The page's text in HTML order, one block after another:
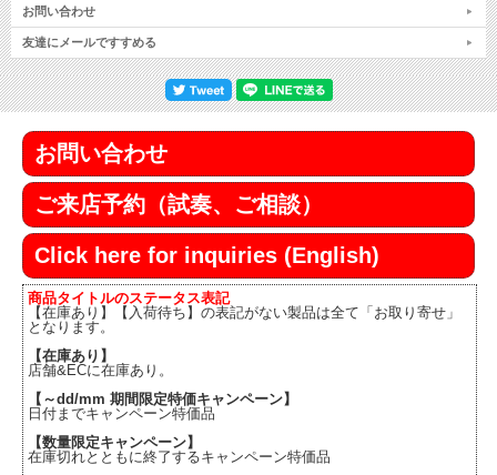
お問い合わせ
友達にメールですすめる
お問い合わせ
ご来店予約（試奏、ご相談）
Click here for inquiries (English)
商品タイトルのステータス表記
【在庫あり】【入荷待ち】の表記がない製品は全て「お取り寄せ」
となります。
【在庫あり】
店舗&ECに在庫あり。
【～dd/mm 期間限定特価キャンペーン】
日付までキャンペーン特価品
【数量限定キャンペーン】
在庫切れとともに終了するキャンペーン特価品